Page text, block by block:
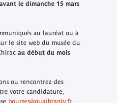
avant le dimanche 15 mars
au lauréat ou à
le site web du musée du
au début du mois
ou rencontrez des
votre candidature,
bourses@quaibranly.fr.